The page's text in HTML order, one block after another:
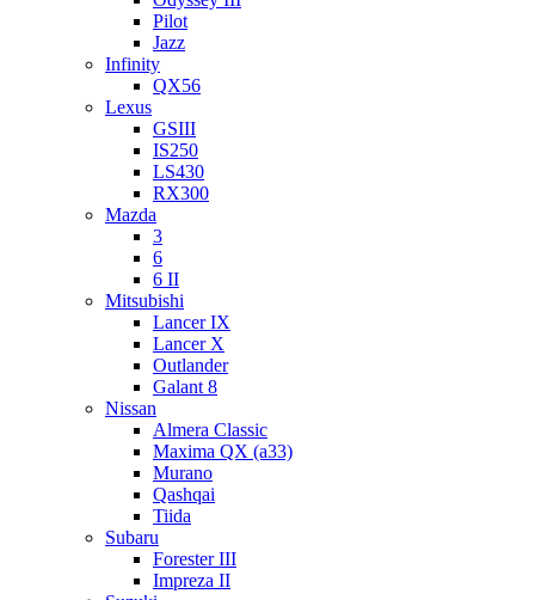
Pilot
Jazz
Infinity
QX56
Lexus
GSIII
IS250
LS430
RX300
Mazda
3
6
6 II
Mitsubishi
Lancer IX
Lancer X
Outlander
Galant 8
Nissan
Almera Classic
Maxima QX (a33)
Murano
Qashqai
Tiida
Subaru
Forester III
Impreza II